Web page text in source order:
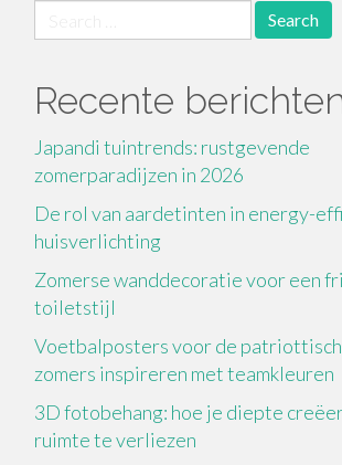
for:
Recente
Japandi tuintrends: rustgevende
zomerparadijzen in 2026
De rol van aardetinten in energy-
huisverlichting
Zomerse wanddecoratie voor een
toiletstijl
Voetbalposters voor de
zomers inspireren met teamkleuren
3D fotobehang: hoe je diepte
ruimte te verliezen